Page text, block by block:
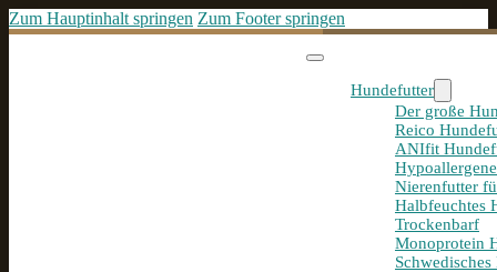
Zum Hauptinhalt springen Zum Footer springen
Hundefutter
Der große
Reico
ANIfit
Nierenfutter
Halbfeuchtes
Trockenbarf
Monoprotein